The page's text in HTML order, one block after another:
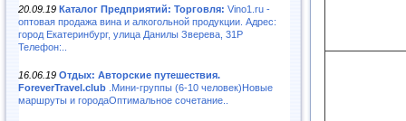
20.09.19 Каталог Предприятий: Торговля: Vino1.ru -
оптовая продажа вина и алкогольной продукции. Адрес:
город Екатеринбург, улица Данилы Зверева, 31Р
Телефон:..
16.06.19 Отдых: Авторские путешествия.
ForeverTravel.club .Мини-группы (6-10 человек)Новые
маршруты и городаОптимальное сочетание..